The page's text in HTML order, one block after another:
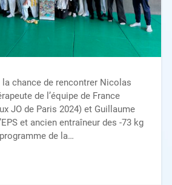
chance de rencontrer Nicolas
de l’équipe de France
JO de Paris 2024) et Guillaume
et ancien entraîneur des -73 kg
de la…